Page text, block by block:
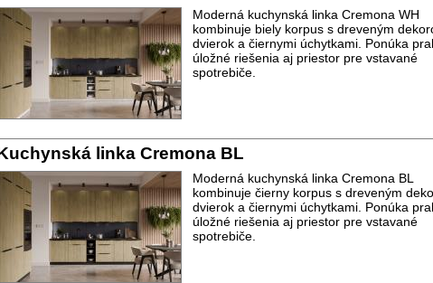
Moderná kuchynská linka Cremona WH
kombinuje biely korpus s dreveným
dvierok a čiernymi úchytkami. Ponúka
úložné riešenia aj priestor pre vstavané
spotrebiče.
linka Cremona BL
Moderná kuchynská linka Cremona BL
kombinuje čierny korpus s dreveným
dvierok a čiernymi úchytkami. Ponúka
úložné riešenia aj priestor pre vstavané
spotrebiče.